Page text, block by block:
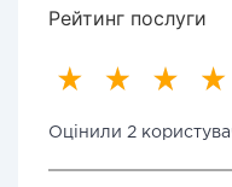
Рейтинг послуги
Оцінили 2